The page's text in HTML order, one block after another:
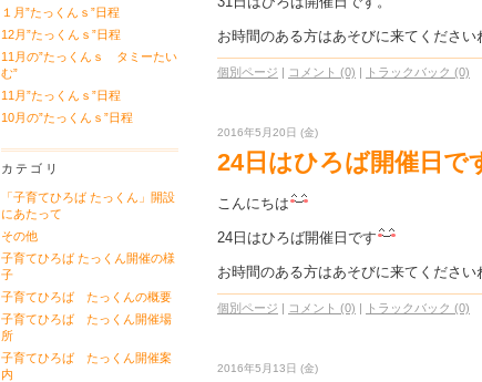
１月”たっくんｓ”日程
12月”たっくんｓ”日程
11月の”たっくんｓ タミーたい
む”
11月”たっくんｓ”日程
10月の”たっくんｓ”日程
カテゴリ
「子育てひろば たっくん」開設
にあたって
その他
子育てひろば たっくん開催の様
子
子育てひろば たっくんの概要
子育てひろば たっくん開催場
所
子育てひろば たっくん開催案
内
お時間のある方はあそびに来てください
個別ページ | コメント (0) | トラックバック (0)
2016年5月20日 (金)
24日はひろば開催日で
こんにちは
24日はひろば開催日です
お時間のある方はあそびに来てください
個別ページ | コメント (0) | トラックバック (0)
2016年5月13日 (金)